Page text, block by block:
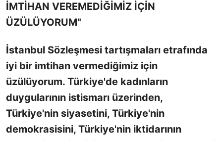
İMTİHAN VEREMEDİĞİMİZ İÇİN
ÜZÜLÜYORUM"
İstanbul Sözleşmesi tartışmaları etrafında
iyi bir imtihan vermediğimiz için
üzülüyorum. Türkiye'de kadınların
duygularının istismarı üzerinden,
Türkiye'nin siyasetini, Türkiye'nin
demokrasisini, Türkiye'nin iktidarının